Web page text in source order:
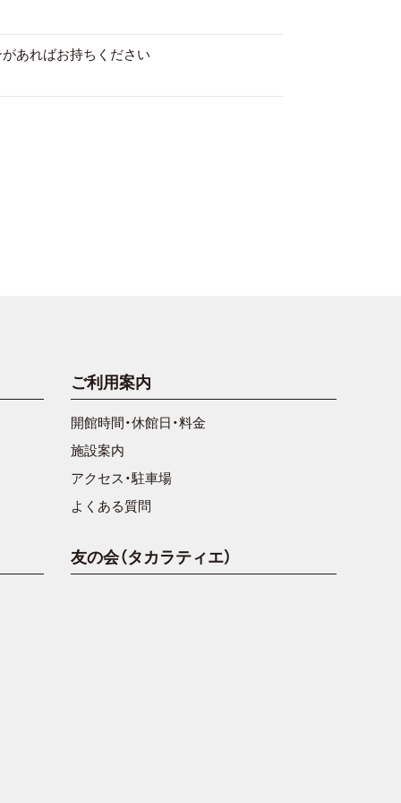
があればお持ちください
ご利用案内
開館時間・休館日・料金
施設案内
アクセス・駐車場
よくある質問
友の会（タカラティエ）